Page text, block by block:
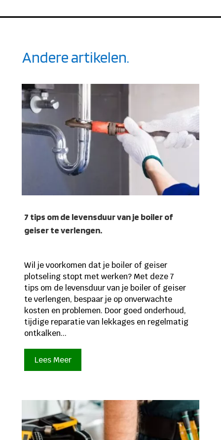
Andere artikelen.
7 tips om de levensduur van je boiler of
geiser te verlengen.
Wil je voorkomen dat je boiler of geiser
plotseling stopt met werken? Met deze 7
tips om de levensduur van je boiler of geiser
te verlengen, bespaar je op onverwachte
kosten en problemen. Door goed onderhoud,
tijdige reparatie van lekkages en regelmatig
ontkalken...
Lees Meer